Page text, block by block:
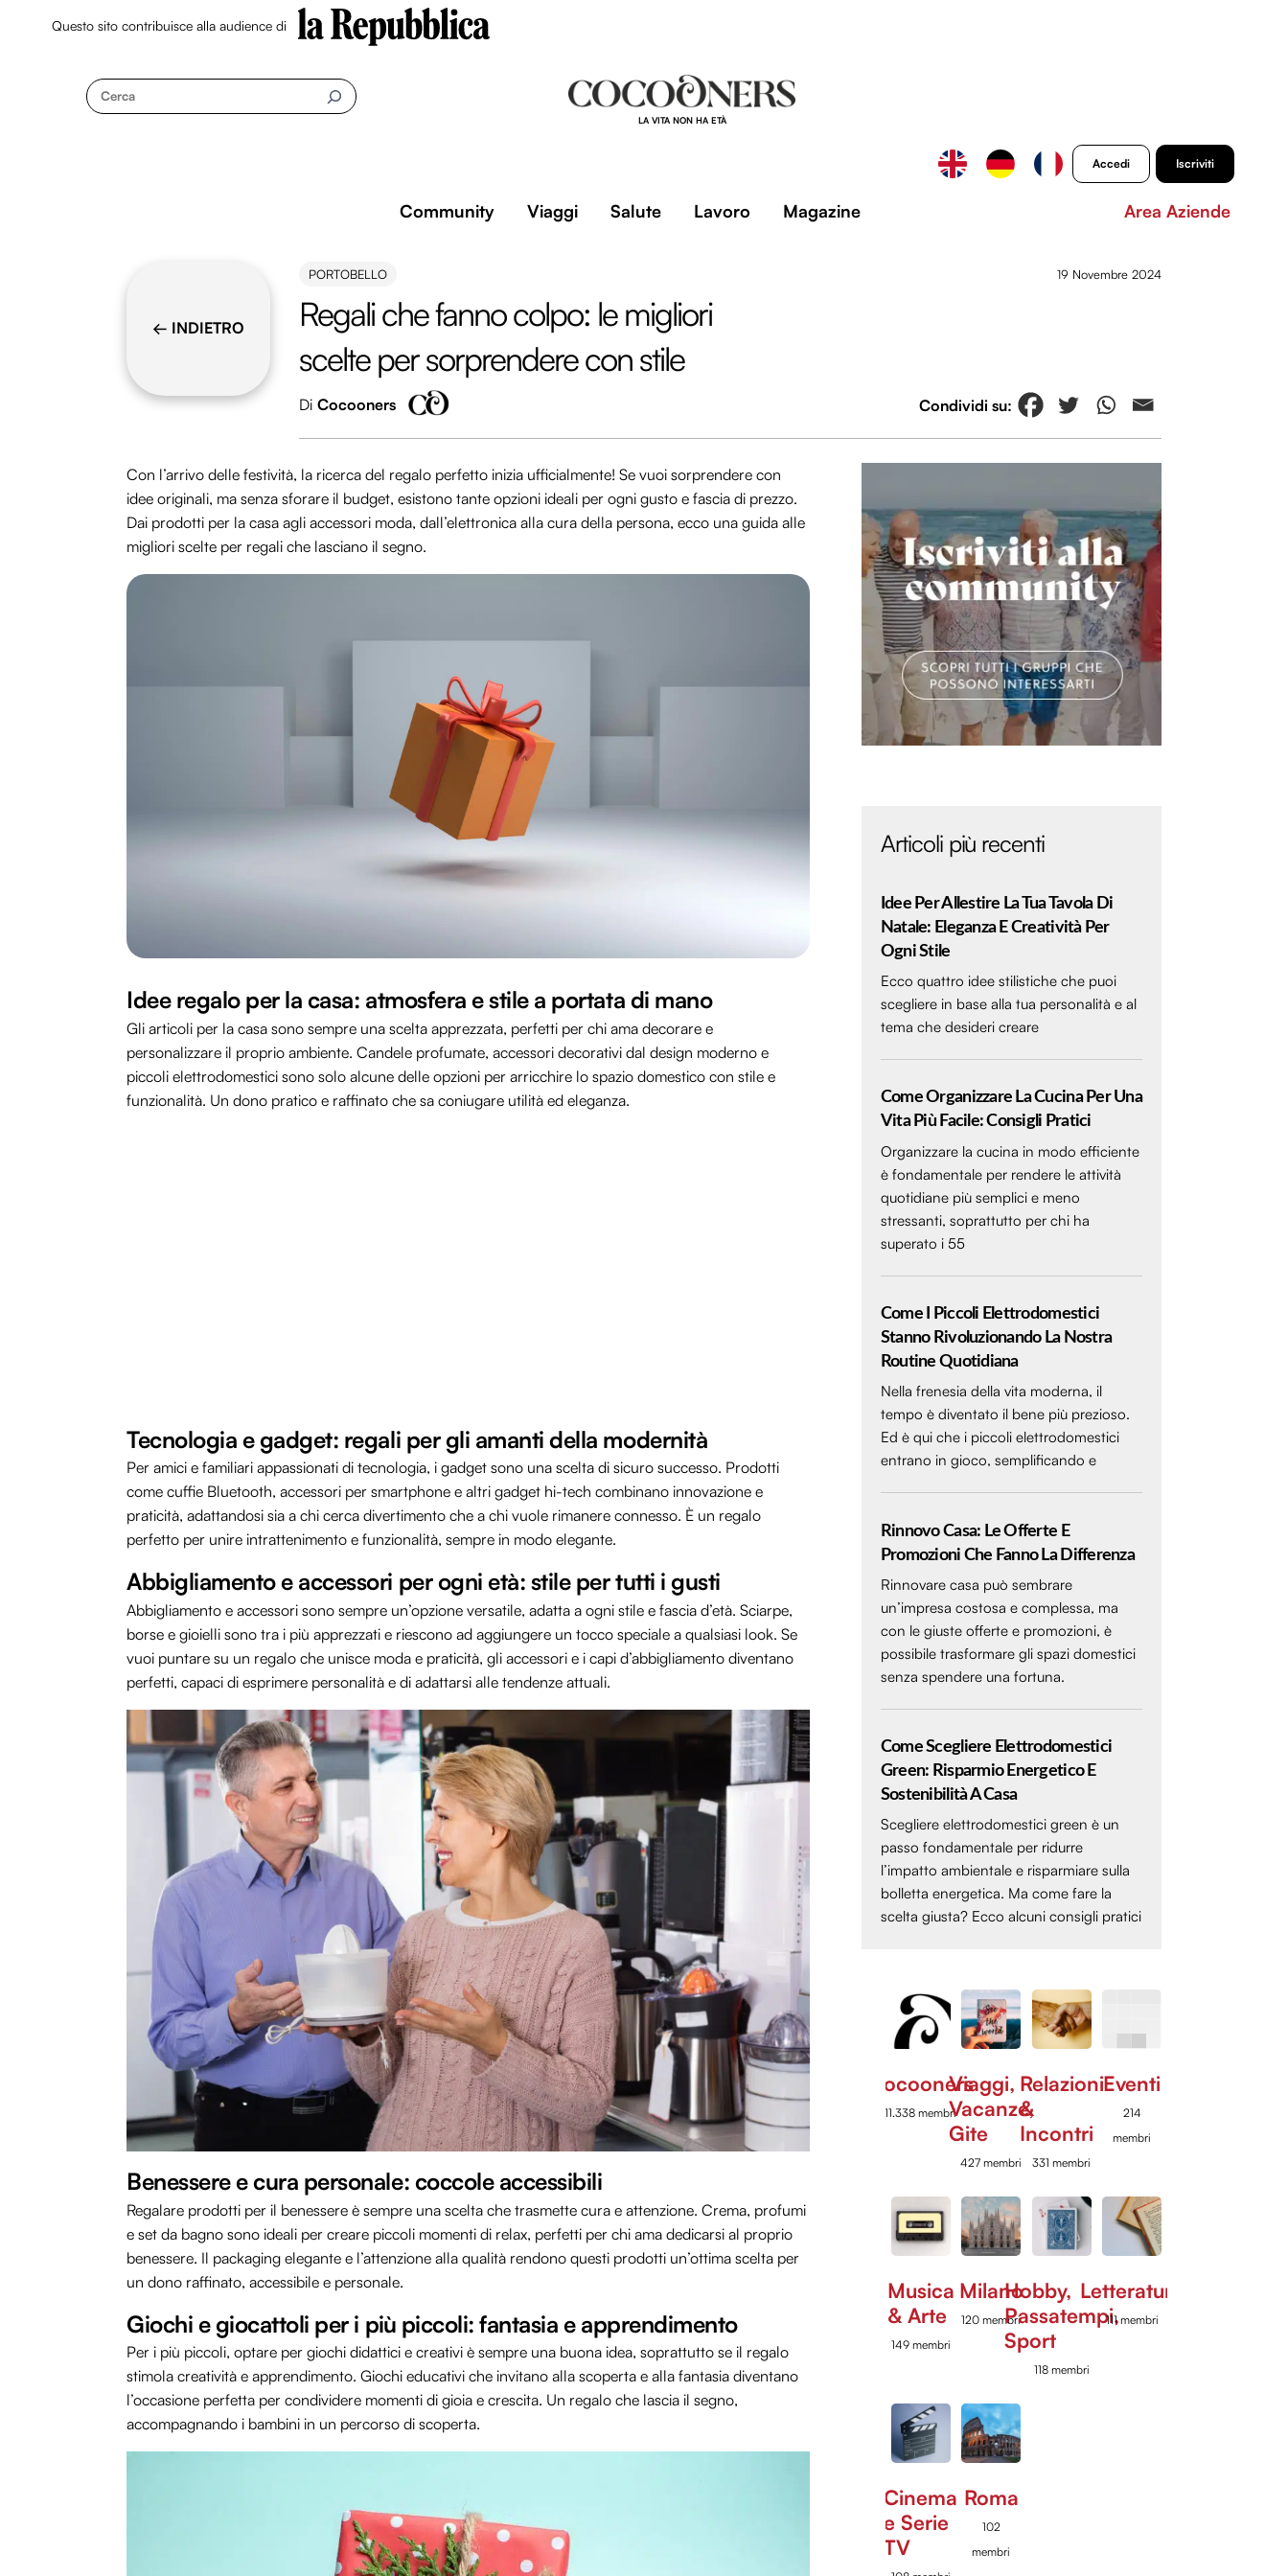
Questo sito contribuisce alla audience di
Cerca
LA VITA NON HA ETÀ
Accedi Iscriviti
Community Viaggi Salute Lavoro Magazine Area Aziende
← INDIETRO
PORTOBELLO 19 Novembre 2024
Regali che fanno colpo: le migliori
scelte per sorprendere con stile
Di Cocooners
Con l’arrivo delle festività, la ricerca del regalo perfetto inizia ufficialmente! Se vuoi sorprendere con
idee originali, ma senza sforare il budget, esistono tante opzioni ideali per ogni gusto e fascia di prezzo.
Dai prodotti per la casa agli accessori moda, dall’elettronica alla cura della persona, ecco una guida alle
migliori scelte per regali che lasciano il segno.
Idee regalo per la casa: atmosfera e stile a portata di mano
Gli articoli per la casa sono sempre una scelta apprezzata, perfetti per chi ama decorare e
personalizzare il proprio ambiente. Candele profumate, accessori decorativi dal design moderno e
piccoli elettrodomestici sono solo alcune delle opzioni per arricchire lo spazio domestico con stile e
funzionalità. Un dono pratico e raffinato che sa coniugare utilità ed eleganza.
Tecnologia e gadget: regali per gli amanti della modernità
Per amici e familiari appassionati di tecnologia, i gadget sono una scelta di sicuro successo. Prodotti
come cuffie Bluetooth, accessori per smartphone e altri gadget hi-tech combinano innovazione e
praticità, adattandosi sia a chi cerca divertimento che a chi vuole rimanere connesso. È un regalo
perfetto per unire intrattenimento e funzionalità, sempre in modo elegante.
Abbigliamento e accessori per ogni età: stile per tutti i gusti
Abbigliamento e accessori sono sempre un’opzione versatile, adatta a ogni stile e fascia d’età. Sciarpe,
borse e gioielli sono tra i più apprezzati e riescono ad aggiungere un tocco speciale a qualsiasi look. Se
vuoi puntare su un regalo che unisce moda e praticità, gli accessori e i capi d’abbigliamento diventano
perfetti, capaci di esprimere personalità e di adattarsi alle tendenze attuali.
Benessere e cura personale: coccole accessibili
Regalare prodotti per il benessere è sempre una scelta che trasmette cura e attenzione. Crema, profumi
e set da bagno sono ideali per creare piccoli momenti di relax, perfetti per chi ama dedicarsi al proprio
benessere. Il packaging elegante e l’attenzione alla qualità rendono questi prodotti un’ottima scelta per
un dono raffinato, accessibile e personale.
Giochi e giocattoli per i più piccoli: fantasia e apprendimento
Per i più piccoli, optare per giochi didattici e creativi è sempre una buona idea, soprattutto se il regalo
stimola creatività e apprendimento. Giochi educativi che invitano alla scoperta e alla fantasia diventano
l’occasione perfetta per condividere momenti di gioia e crescita. Un regalo che lascia il segno,
accompagnando i bambini in un percorso di scoperta.
Articoli più recenti
Idee Per Allestire La Tua Tavola Di
Natale: Eleganza E Creatività Per
Ogni Stile
Ecco quattro idee stilistiche che puoi
scegliere in base alla tua personalità e al
tema che desideri creare
Come Organizzare La Cucina Per Una
Vita Più Facile: Consigli Pratici
Organizzare la cucina in modo efficiente
è fondamentale per rendere le attività
quotidiane più semplici e meno
stressanti, soprattutto per chi ha
superato i 55
Come I Piccoli Elettrodomestici
Stanno Rivoluzionando La Nostra
Routine Quotidiana
Nella frenesia della vita moderna, il
tempo è diventato il bene più prezioso.
Ed è qui che i piccoli elettrodomestici
entrano in gioco, semplificando e
Rinnovo Casa: Le Offerte E
Promozioni Che Fanno La Differenza
Rinnovare casa può sembrare
un’impresa costosa e complessa, ma
con le giuste offerte e promozioni, è
possibile trasformare gli spazi domestici
senza spendere una fortuna.
Come Scegliere Elettrodomestici
Green: Risparmio Energetico E
Sostenibilità A Casa
Scegliere elettrodomestici green è un
passo fondamentale per ridurre
l’impatto ambientale e risparmiare sulla
bolletta energetica. Ma come fare la
scelta giusta? Ecco alcuni consigli pratici
Cocooners
11.338 membri
Viaggi,
Vacanze,
Gite
427 membri
Relazioni
&
Incontri
331 membri
Eventi
214
membri
Musica
& Arte
149 membri
Milano
120 membri
Hobby,
Passatempi,
Sport
118 membri
Letteratura
111 membri
Cinema
e Serie
TV
Roma
102
membri